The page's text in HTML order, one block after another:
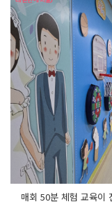
매회 50분 체험 교육이